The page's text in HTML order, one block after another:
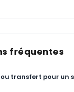
fréquentes
transfert pour un